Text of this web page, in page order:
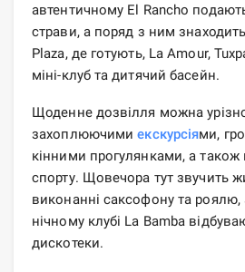
автентичному El Rancho
страви, а поряд з ним
Plaza, де готують, La Amour,
міні-клуб та дитячий басейн.
Щоденне дозвілля можна
захоплюючимиекскурсіями,
кінними прогулянками, а
спорту. Щовечора тут звучить
виконанні саксофону та роялю,
нічному клубі La Bamba
дискотеки.